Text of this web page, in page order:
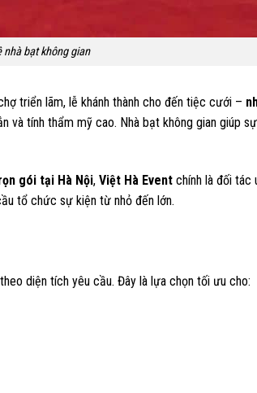
nhà bạt không gian
triển lãm, lễ khánh thành cho đến tiệc cưới –
và tính thẩm mỹ cao. Nhà bạt không gian giúp
gói tại Hà Nội, Việt Hà Event chính là đối tác
tổ chức sự kiện từ nhỏ đến lớn.
diện tích yêu cầu. Đây là lựa chọn tối ưu cho: